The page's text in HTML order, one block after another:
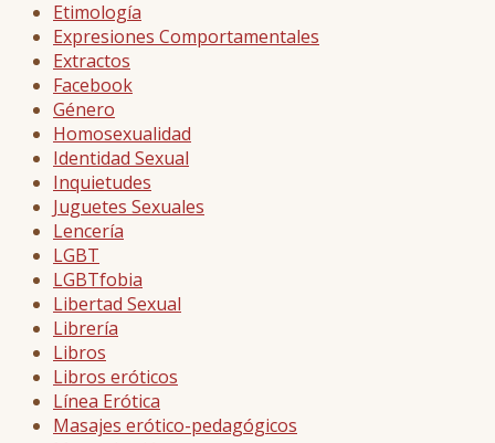
Etimología
Expresiones Comportamentales
Extractos
Facebook
Género
Homosexualidad
Identidad Sexual
Inquietudes
Juguetes Sexuales
Lencería
LGBT
LGBTfobia
Libertad Sexual
Librería
Libros
Libros eróticos
Línea Erótica
Masajes erótico-pedagógicos